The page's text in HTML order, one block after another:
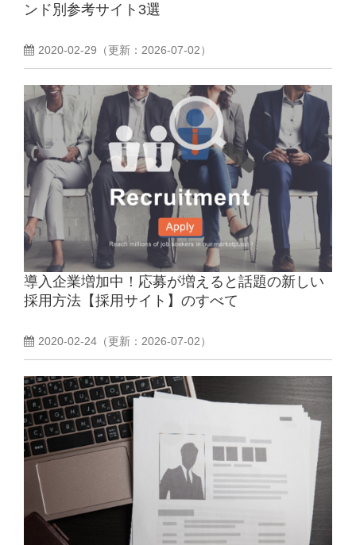
ンド別参考サイト3選
2020-02-29 （更新： 2026-07-02）
導入企業増加中！応募が増えると話題の新しい
採用方法【採用サイト】のすべて
2020-02-24 （更新： 2026-07-02）